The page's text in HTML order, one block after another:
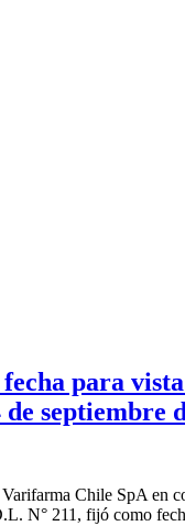
para
septiembre
Chile SpA
N° 211, fijó como